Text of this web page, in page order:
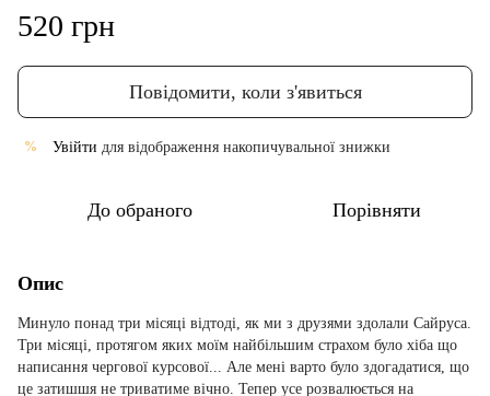
520 грн
Повідомити, коли з'явиться
% Увійти для відображення накопичувальної знижки
До обраного Порівняти
Опис
Минуло понад три місяці відтоді, як ми з друзями здолали Сайруса.
Три місяці, протягом яких моїм найбільшим страхом було хіба що
написання чергової курсової... Але мені варто було здогадатися, що
це затишшя не триватиме вічно. Тепер усе розвалюється на